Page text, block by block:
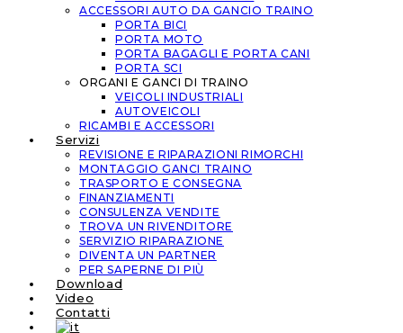
ACCESSORI AUTO DA GANCIO TRAINO
PORTA BICI
PORTA MOTO
PORTA BAGAGLI E PORTA CANI
PORTA SCI
ORGANI E GANCI DI TRAINO
VEICOLI INDUSTRIALI
AUTOVEICOLI
RICAMBI E ACCESSORI
Servizi
REVISIONE E RIPARAZIONI RIMORCHI
MONTAGGIO GANCI TRAINO
TRASPORTO E CONSEGNA
FINANZIAMENTI
CONSULENZA VENDITE
TROVA UN RIVENDITORE
SERVIZIO RIPARAZIONE
DIVENTA UN PARTNER
PER SAPERNE DI PIÙ
Download
Video
Contatti